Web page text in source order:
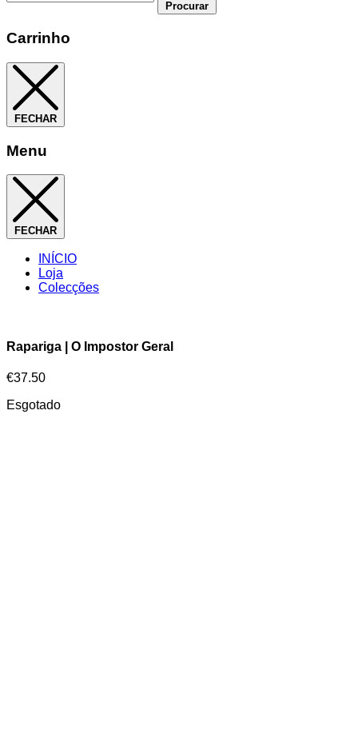
Procurar
Carrinho
FECHAR
Menu
FECHAR
INÍCIO
Loja
Colecções
Rapariga | O Impostor Geral
€37.50
Esgotado